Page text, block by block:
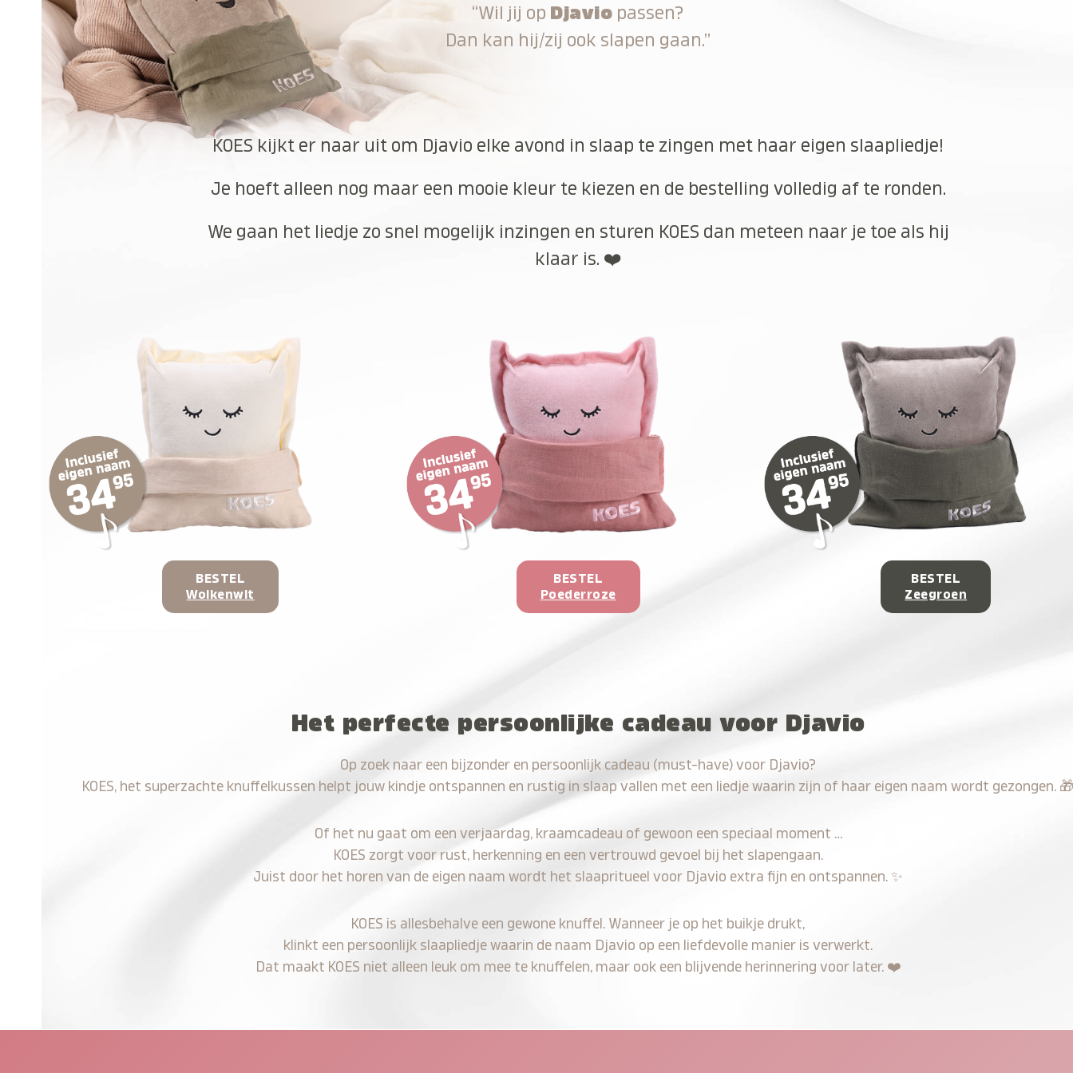
“Wil jij op Djavio passen?
Dan kan hij/zij ook slapen gaan.”
KOES kijkt er naar uit om Djavio elke avond in slaap te zingen met haar eigen slaapliedje!
Je hoeft alleen nog maar een mooie kleur te kiezen en de bestelling volledig af te ronden.
We gaan het liedje zo snel mogelijk inzingen en sturen KOES dan meteen naar je toe als hij
klaar is. ❤️
BESTEL
Wolkenwit
BESTEL
Poederroze
BESTEL
Zeegroen
Het perfecte persoonlijke cadeau voor Djavio
Op zoek naar een bijzonder en persoonlijk cadeau (must-have) voor Djavio?
KOES, het superzachte knuffelkussen helpt jouw kindje ontspannen en rustig in slaap vallen met een liedje waarin zijn of haar eigen naam wordt gezongen.
Of het nu gaat om een verjaardag, kraamcadeau of gewoon een speciaal moment …
KOES zorgt voor rust, herkenning en een vertrouwd gevoel bij het slapengaan.
Juist door het horen van de eigen naam wordt het slaapritueel voor Djavio extra fijn en ontspannen. ✨
KOES is allesbehalve een gewone knuffel. Wanneer je op het buikje drukt,
klinkt een persoonlijk slaapliedje waarin de naam Djavio op een liefdevolle manier is verwerkt.
Dat maakt KOES niet alleen leuk om mee te knuffelen, maar ook een blijvende herinnering voor later. ❤️